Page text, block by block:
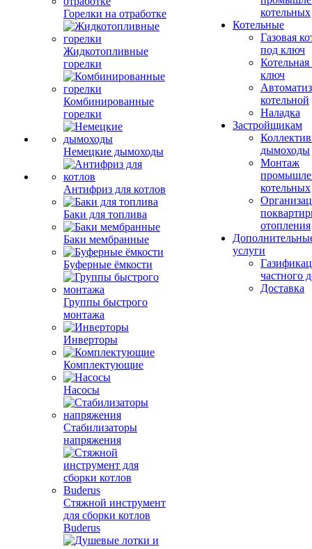
Горелки на отработке
Жидкотопливные
горелки
Комбинированные
горелки
Немецкие дымоходы
Антифриз для котлов
Баки для топлива
Баки мембранные
Буферные ёмкости
Группы быстрого
монтажа
Инверторы
Комплектующие
Насосы
Стабилизаторы
напряжения
Стяжной инструмент
для сборки котлов
Buderus
котельных
Котельные
Газовая
под ключ
ключ
котельной
Наладка
Застройщикам
дымоходы
Монтаж
котельных
отопления
услуги
частного
Доставка